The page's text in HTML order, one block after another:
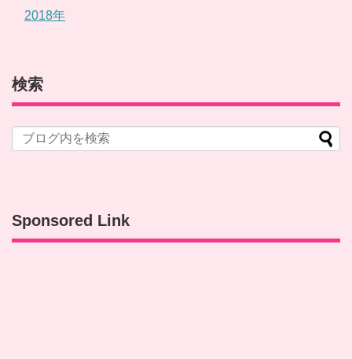
2018年
検索
Sponsored Link